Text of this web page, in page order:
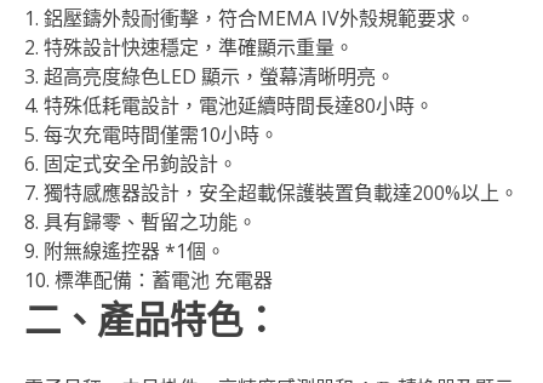
1. 鋁壓鑄外殼耐衝擊，符合MEMA IV外殼規範要求。
2. 特殊設計快速穩定，準確顯示重量。
3. 超高亮度綠色LED 顯示，螢幕清晰明亮。
4. 特殊低耗電設計，電池延續時間長達80小時。
5. 每次充電時間僅需10小時。
6. 固定式安全吊鉤設計。
7. 獨特感應器設計，安全超載保護裝置負載達200%以上。
8. 具有歸零、暫留之功能。
9. 附無線遙控器 *1個。
10. 標準配備：蓄電池 充電器
二、產品特色：